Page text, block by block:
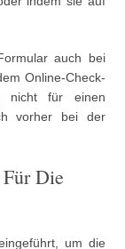
auch bei
Online-Check-
nicht für einen
vorher bei der
Die
um die